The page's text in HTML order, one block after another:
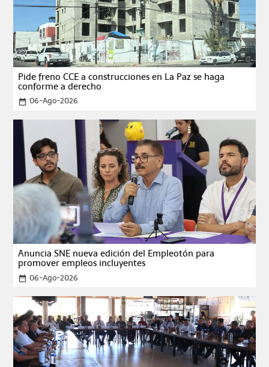
Pide freno CCE a construcciones en La Paz se haga
conforme a derecho
date_range 06-Ago-2026
Anuncia SNE nueva edición del Empleotón para
promover empleos incluyentes
date_range 06-Ago-2026